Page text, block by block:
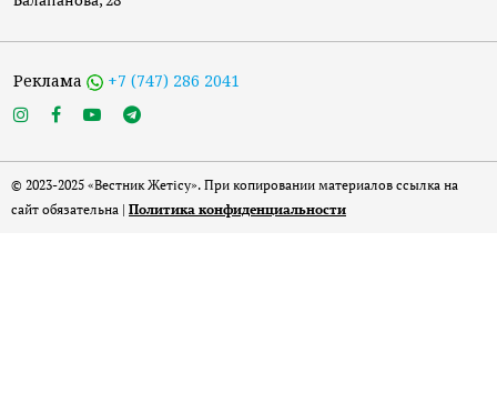
Реклама +7 (747) 286 2041
© 2023-2025 «Вестник Жетісу». При копировании материалов ссылка на
сайт обязательна | Политика конфиденциальности